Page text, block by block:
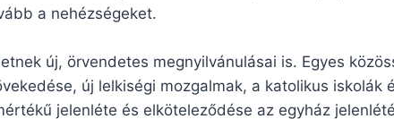
a nehézségeket.
új, örvendetes megnyilvánulásai is. Egyes
új lelkiségi mozgalmak, a katolikus iskolák
jelenléte és elköteleződése az egyház